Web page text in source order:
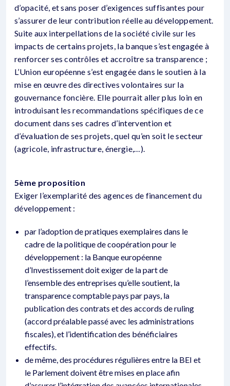
d’opacité, et sans poser d’exigences suffisantes pour
s’assurer de leur contribution réelle au développement.
Suite aux interpellations de la société civile sur les
impacts de certains projets, la banque s’est engagée à
renforcer ses contrôles et accroître sa transparence ;
L’Union européenne s’est engagée dans le soutien à la
mise en œuvre des directives volontaires sur la
gouvernance foncière. Elle pourrait aller plus loin en
introduisant les recommandations spécifiques de ce
document dans ses cadres d’intervention et
d’évaluation de ses projets, quel qu’en soit le secteur
(agricole, infrastructure, énergie,…).
5ème proposition
Exiger l’exemplarité des agences de financement du
développement :
par l’adoption de pratiques exemplaires dans le
cadre de la politique de coopération pour le
développement : la Banque européenne
d’Investissement doit exiger de la part de
l’ensemble des entreprises qu’elle soutient, la
transparence comptable pays par pays, la
publication des contrats et des accords de ruling
(accord préalable passé avec les administrations
fiscales), et l’identification des bénéficiaires
effectifs.
de même, des procédures régulières entre la BEI et
le Parlement doivent être mises en place afin